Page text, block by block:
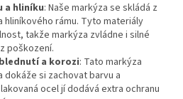
a hliníku: Naše markýza se skládá z
rámu. Tyto materiály
takže markýza zvládne i silné
poškození.
a korozi: Tato markýza
dokáže si zachovat barvu a
ocel jí dodává extra ochranu